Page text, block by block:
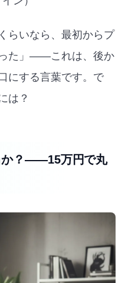
らいなら、最初からプ
た」——これは、後か
にする言葉です。で
は？
か？——15万円で丸